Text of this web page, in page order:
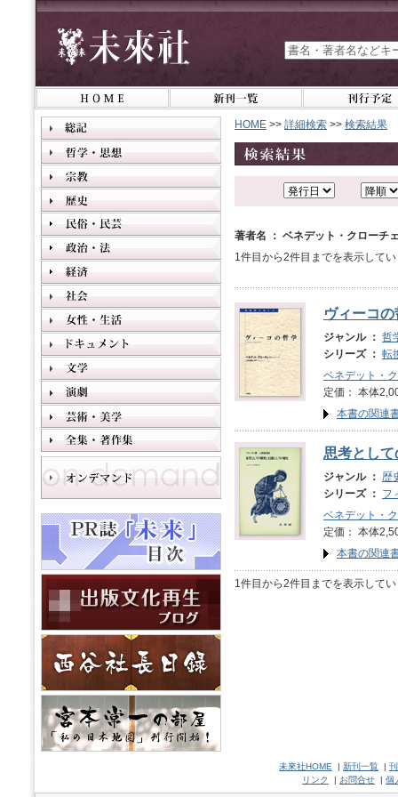
HOME >> 詳細検索 >> 検索結果
著者名 ： ベネデット・クローチ
1件目から2件目までを表示して
ヴィーコの
ジャンル ： 哲
シリーズ ： 転
ベネデット・
定価： 本体
本書の関連
思考とし
ジャンル ： 歴
シリーズ ： フ
ベネデット・
定価： 本体
本書の関連
1件目から2件目までを表示して
未來社HOME | 新刊一覧 |
リンク
| お問合せ | 個